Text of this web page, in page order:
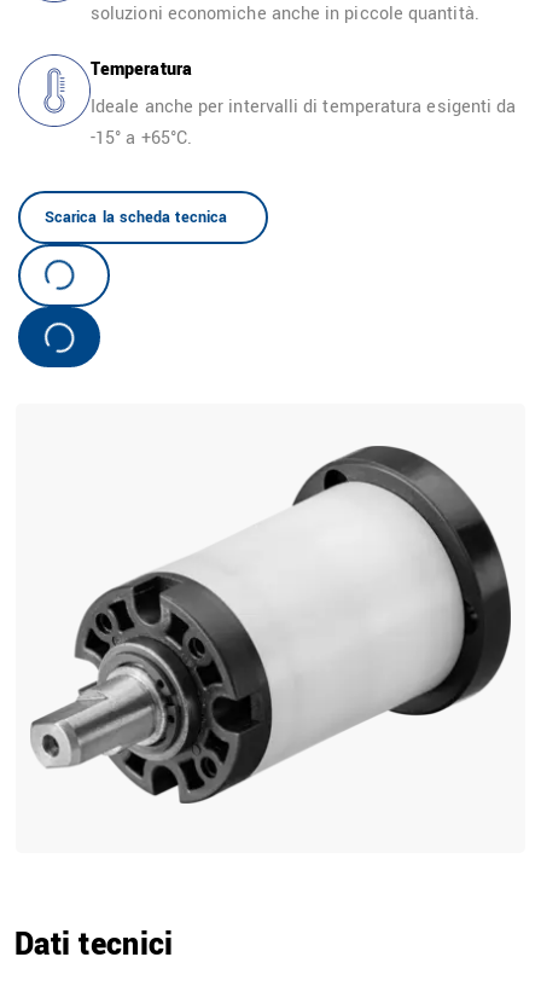
soluzioni economiche anche in piccole quantità.
Temperatura
Ideale anche per intervalli di temperatura esigenti da
-15° a +65°C.
Scarica la scheda tecnica
Dati tecnici